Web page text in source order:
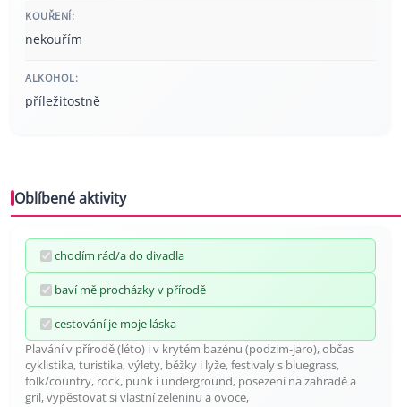
KOUŘENÍ:
nekouřím
ALKOHOL:
příležitostně
Oblíbené aktivity
chodím rád/a do divadla
baví mě procházky v přírodě
cestování je moje láska
Plavání v přírodě (léto) i v krytém bazénu (podzim-jaro), občas
cyklistika, turistika, výlety, běžky i lyže, festivaly s bluegrass,
folk/country, rock, punk i underground, posezení na zahradě a
gril, vypěstovat si vlastní zeleninu a ovoce,